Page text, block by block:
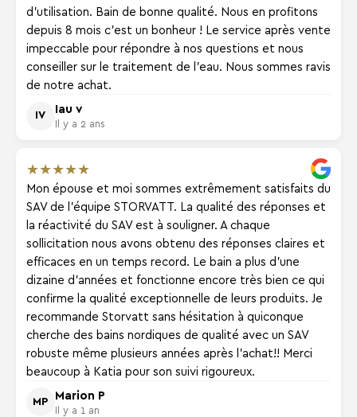
d'utilisation. Bain de bonne qualité. Nous en profitons
depuis 8 mois c'est un bonheur ! Le service après vente
impeccable pour répondre à nos questions et nous
conseiller sur le traitement de l'eau. Nous sommes ravis
de notre achat.
IV
Iau v
Il y a 2 ans
★★★★★
Mon épouse et moi sommes extrêmement satisfaits du
SAV de l'équipe STORVATT. La qualité des réponses et
la réactivité du SAV est à souligner. A chaque
sollicitation nous avons obtenu des réponses claires et
efficaces en un temps record. Le bain a plus d'une
dizaine d'années et fonctionne encore très bien ce qui
confirme la qualité exceptionnelle de leurs produits. Je
recommande Storvatt sans hésitation à quiconque
cherche des bains nordiques de qualité avec un SAV
robuste même plusieurs années après l'achat!! Merci
beaucoup à Katia pour son suivi rigoureux.
MP
Marion P
Il y a 1 an